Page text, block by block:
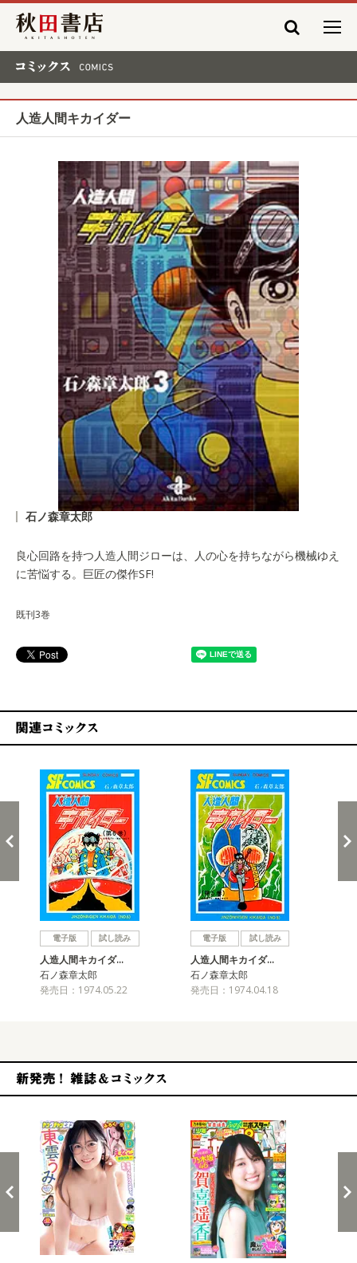
秋田書店
人造人間キカイダー
石ノ森章太郎
良心回路を持つ人造人間ジローは、人の心を持ちながら機械ゆえ
に苦悩する。巨匠の傑作SF!
既刊3巻
電子版 試し読み
人造人間キカイダ…
石ノ森章太郎
発売日：1974.05.22
電子版 試し読み
人造人間キカイダ…
石ノ森章太郎
発売日：1974.04.18